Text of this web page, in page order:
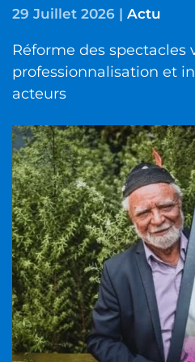
29 Juillet 2026 | Actu
Réforme des spectacles
professionnalisation et
acteurs